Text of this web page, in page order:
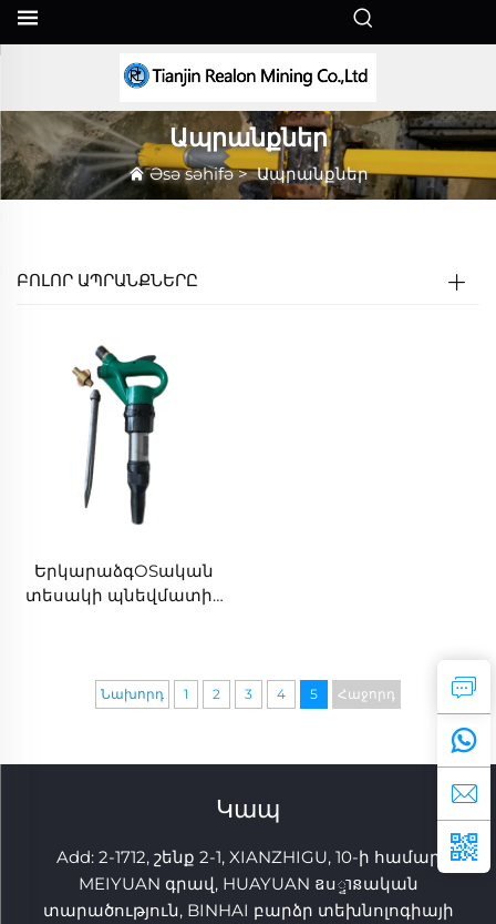
Ապրանքներ
Əsə səhifə>Ապրանքներ
ԲՈԼՈՐ ԱՊՐԱՆՔՆԵՐԸ
ԵրկարաձգOSական
տեսակի պնեվմատիկ
Նախորդ 1 2 3 4 5 Հաջորդ
Կապ
Add: 2-1712, շենք 2-1, XIANZHIGU, 10-ի համար
MEIYUAN գրավ, HUAYUAN ឧս្ទានական
տարածություն, BINHAI բարձր տեխնոլոգիայի